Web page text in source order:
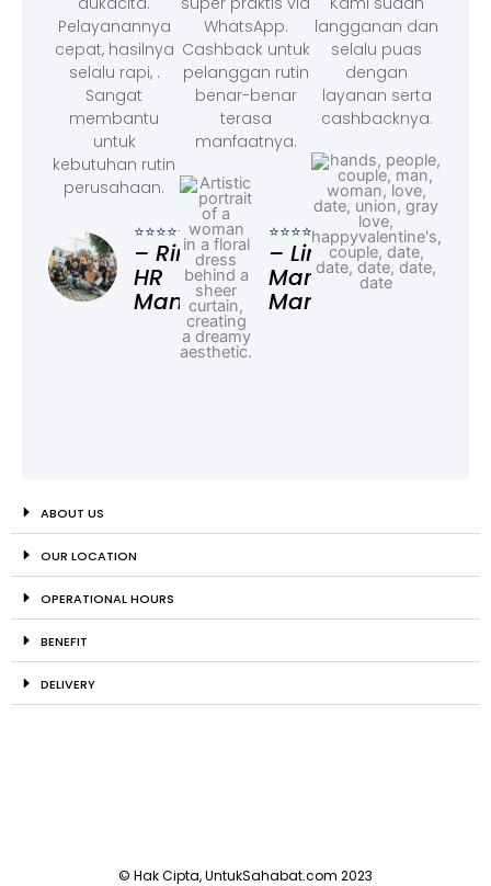
Pelayanannya
cepat, hasilnya
selalu rapi, .
Sangat
membantu
untuk
kebutuhan rutin
perusahaan.
⭐⭐⭐⭐⭐
– Rina,
HR
Manager
WhatsApp.
Cashback untuk
pelanggan rutin
benar-benar
terasa
manfaatnya.
⭐⭐⭐⭐⭐
– Linda,
Marketing
Manager
langganan dan
selalu puas
dengan
layanan serta
cashbacknya.
ABOUT US
OUR LOCATION
OPERATIONAL HOURS
BENEFIT
DELIVERY
© Hak Cipta, UntukSahabat.com 2023